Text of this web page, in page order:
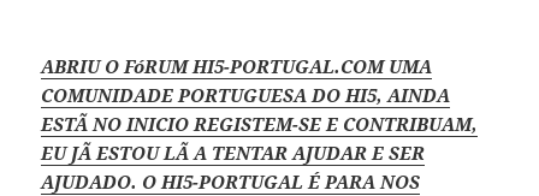
ABRIU O FóRUM HI5-PORTUGAL.COM UMA
COMUNIDADE PORTUGUESA DO HI5, AINDA
ESTÃ NO INICIO REGISTEM-SE E CONTRIBUAM,
EU JÃ ESTOU LÃ A TENTAR AJUDAR E SER
AJUDADO. O HI5-PORTUGAL É PARA NOS